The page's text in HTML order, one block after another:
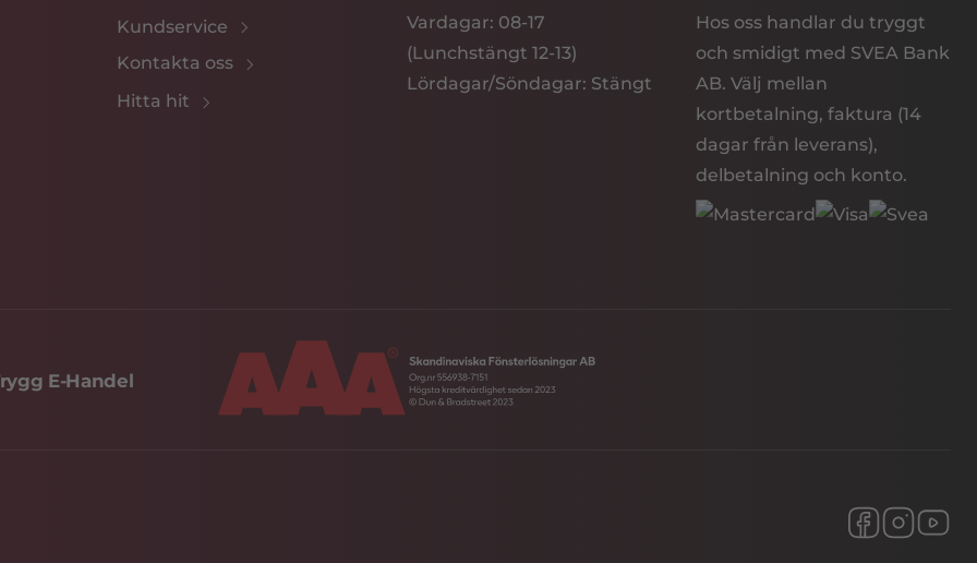
Kundservice
Kontakta oss
Hitta hit
Vardagar: 08-17
(Lunchstängt 12-13)
Lördagar/Söndagar: Stängt
Hos oss handlar du tryggt
och smidigt med SVEA Bank
AB. Välj mellan
kortbetalning, faktura (14
dagar från leverans),
delbetalning och konto.
E-Handel